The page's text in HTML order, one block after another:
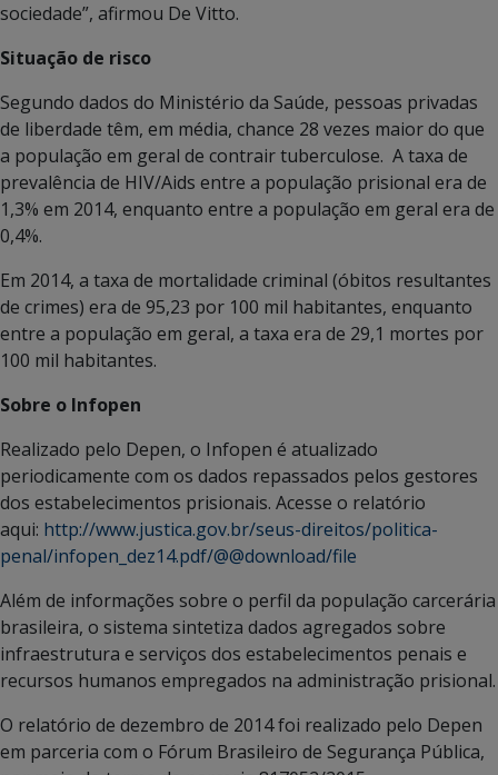
sociedade”, afirmou De Vitto.
Situação de risco
Segundo dados do Ministério da Saúde, pessoas privadas
de liberdade têm, em média, chance 28 vezes maior do que
a população em geral de contrair tuberculose. A taxa de
prevalência de HIV/Aids entre a população prisional era de
1,3% em 2014, enquanto entre a população em geral era de
0,4%.
Em 2014, a taxa de mortalidade criminal (óbitos resultantes
de crimes) era de 95,23 por 100 mil habitantes, enquanto
entre a população em geral, a taxa era de 29,1 mortes por
100 mil habitantes.
Sobre o Infopen
Realizado pelo Depen, o Infopen é atualizado
periodicamente com os dados repassados pelos gestores
dos estabelecimentos prisionais. Acesse o relatório
aqui: http://www.justica.gov.br/seus-direitos/politica-
penal/infopen_dez14.pdf/@@download/file
Além de informações sobre o perfil da população carcerária
brasileira, o sistema sintetiza dados agregados sobre
infraestrutura e serviços dos estabelecimentos penais e
recursos humanos empregados na administração prisional.
O relatório de dezembro de 2014 foi realizado pelo Depen
em parceria com o Fórum Brasileiro de Segurança Pública,